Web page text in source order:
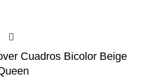
Cuadros Bicolor Beige